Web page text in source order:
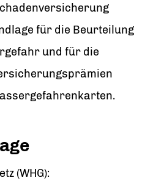
für die Beurteilung
und für die
.
(WHG):